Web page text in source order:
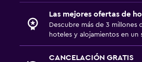
Las mejores ofertas de
Descubre más de 3 millones
hoteles y alojamientos en un
CANCELACIÓN GRATIS